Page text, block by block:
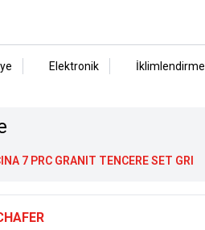
Elektronik İklimlendirme
7 PRC GRANIT TENCERE SET GRI